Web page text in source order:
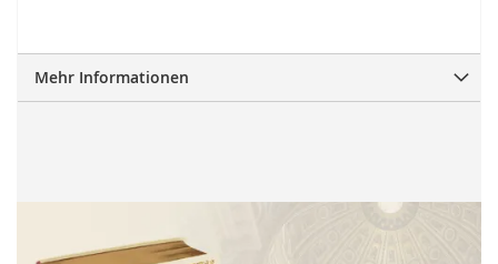
Mehr Informationen